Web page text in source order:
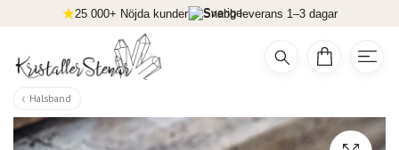
25 000+ Nöjda kunder Snabb leverans 1–3 dagar
Halsband